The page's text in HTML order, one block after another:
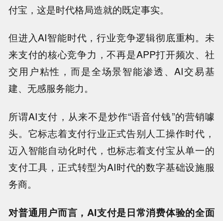
付宝，这是时代格局造就的既定事实。
但进入AI智能时代，行业竞争逻辑彻底重构。未
来支付的核心竞争力，不再是APP打开频次、社
交用户粘性，而是全场景智能渗透、AI交易基
建、无感服务能力。
所谓AI支付，从来不是炒作“语音付钱”的营销噱
头。它标志着支付行业正式告别人工操作时代，
迈入智能自动化时代，也标志着支付宝从单一的
支付工具，正式转型为AI时代的数字基础设施服
务商。
对普通用户而言，AI支付是日常消费体验的全面